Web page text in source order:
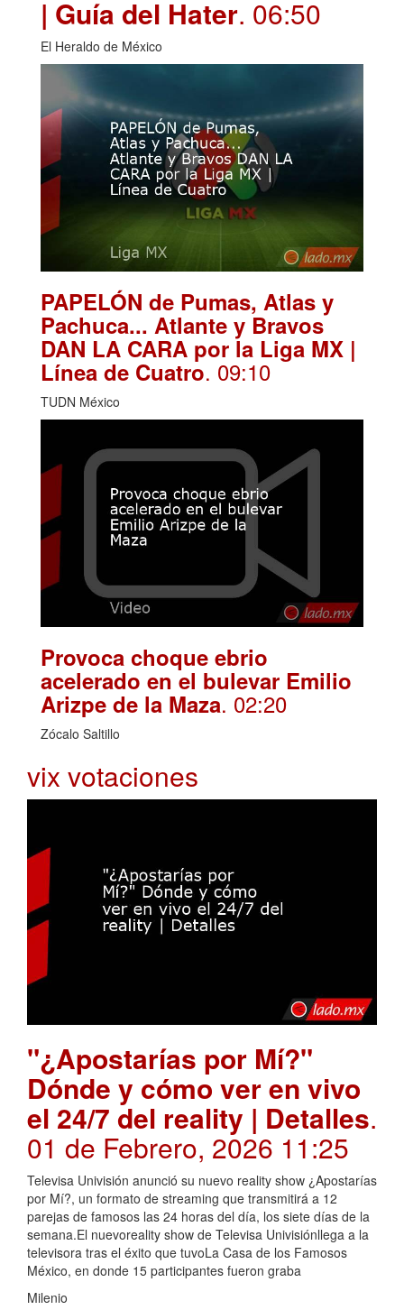
| Guía del Hater. 06:50
El Heraldo de México
PAPELÓN de Pumas, Atlas y
Pachuca... Atlante y Bravos
DAN LA CARA por la Liga MX |
Línea de Cuatro. 09:10
TUDN México
Provoca choque ebrio
acelerado en el bulevar Emilio
Arizpe de la Maza. 02:20
Zócalo Saltillo
vix votaciones
"¿Apostarías por Mí?"
Dónde y cómo ver en vivo
el 24/7 del reality | Detalles.
01 de Febrero, 2026 11:25
Televisa Univisión anunció su nuevo reality show ¿Apostarías
por Mí?, un formato de streaming que transmitirá a 12
parejas de famosos las 24 horas del día, los siete días de la
semana.El nuevoreality show de Televisa Univisiónllega a la
televisora tras el éxito que tuvoLa Casa de los Famosos
México, en donde 15 participantes fueron graba
Milenio